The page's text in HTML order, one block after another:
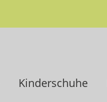
Kinderschuhe